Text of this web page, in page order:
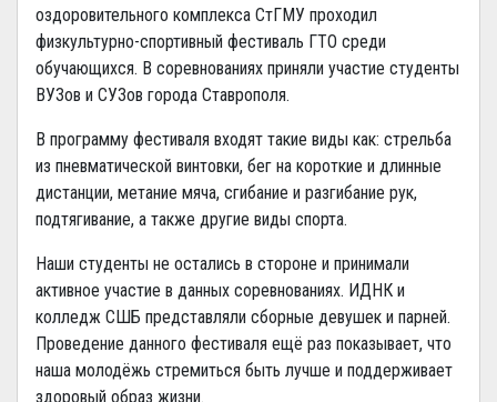
оздоровительного комплекса СтГМУ проходил
физкультурно-спортивный фестиваль ГТО среди
обучающихся. В соревнованиях приняли участие студенты
ВУЗов и СУЗов города Ставрополя.
В программу фестиваля входят такие виды как: стрельба
из пневматической винтовки, бег на короткие и длинные
дистанции, метание мяча, сгибание и разгибание рук,
подтягивание, а также другие виды спорта.
Наши студенты не остались в стороне и принимали
активное участие в данных соревнованиях. ИДНК и
колледж СШБ представляли сборные девушек и парней.
Проведение данного фестиваля ещё раз показывает, что
наша молодёжь стремиться быть лучше и поддерживает
здоровый образ жизни.